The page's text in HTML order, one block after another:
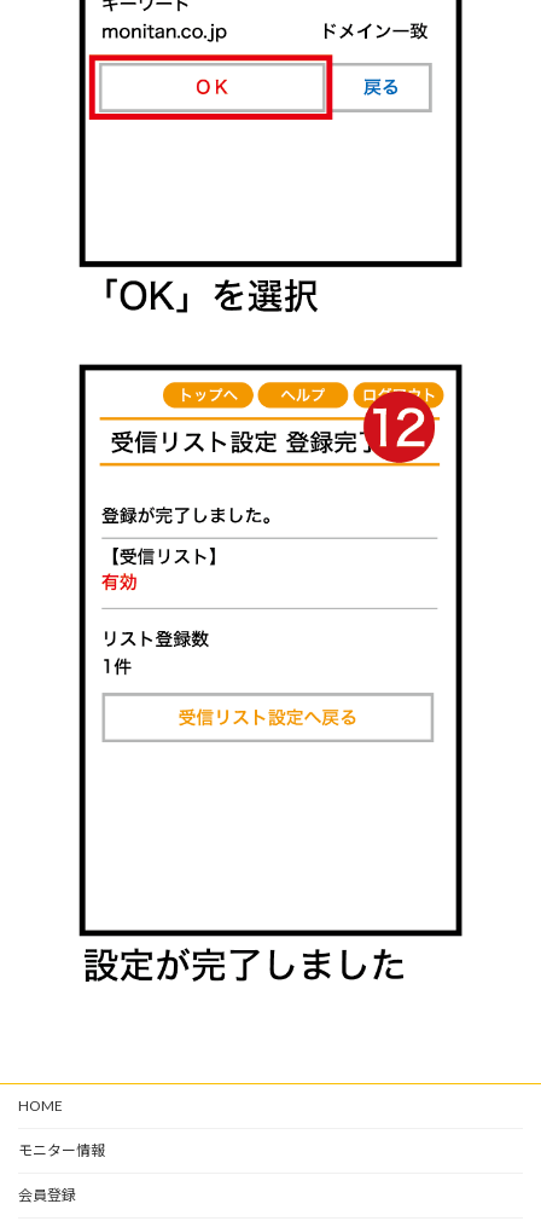
HOME
モニター情報
会員登録